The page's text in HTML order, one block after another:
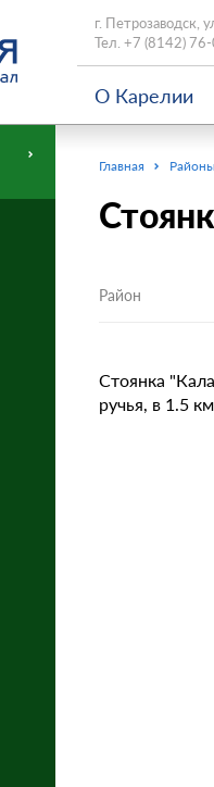
г. Петрозаводск,
Тел. +7 (8142)
О Карелии
Главная
Район
Стоянка
ручья, в 1.5